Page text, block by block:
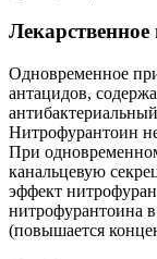
Лекарственное
Одновременное
антацидов,
Нитрофурантоин
При
канальцевую
эффект
нитрофурантоина
(повышается